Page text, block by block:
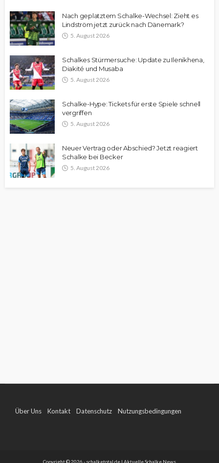
Nach geplatztem Schalke-Wechsel: Zieht es
Lindström jetzt zurück nach Dänemark?
5. August 2026
Schalkes Stürmersuche: Update zu Ilenikhena,
Diakité und Musaba
5. August 2026
Schalke-Hype: Tickets für erste Spiele schnell
vergriffen
5. August 2026
Neuer Vertrag oder Abschied? Jetzt reagiert
Schalke bei Becker
5. August 2026
Über Uns Kontakt Datenschutz Nutzungsbedingungen
Copyright © 2026 - schalketotal.de | Aktuelle Schalke News